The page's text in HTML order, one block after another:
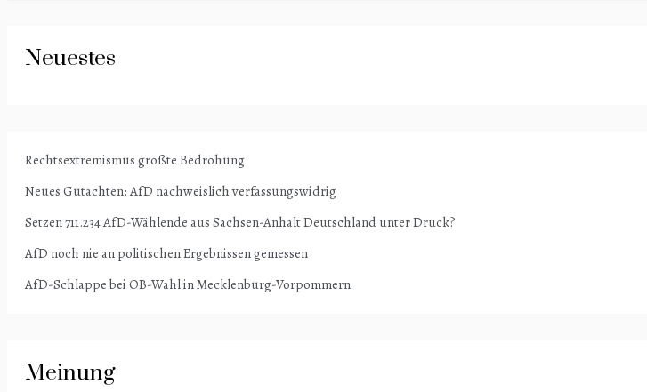
Neuestes
Rechtsextremismus größte Bedrohung
Neues Gutachten: AfD nachweislich verfassungswidrig
Setzen 711.234 AfD-Wählende aus Sachsen-Anhalt Deutschland unter Druck?
AfD noch nie an politischen Ergebnissen gemessen
AfD-Schlappe bei OB-Wahl in Mecklenburg-Vorpommern
Meinung